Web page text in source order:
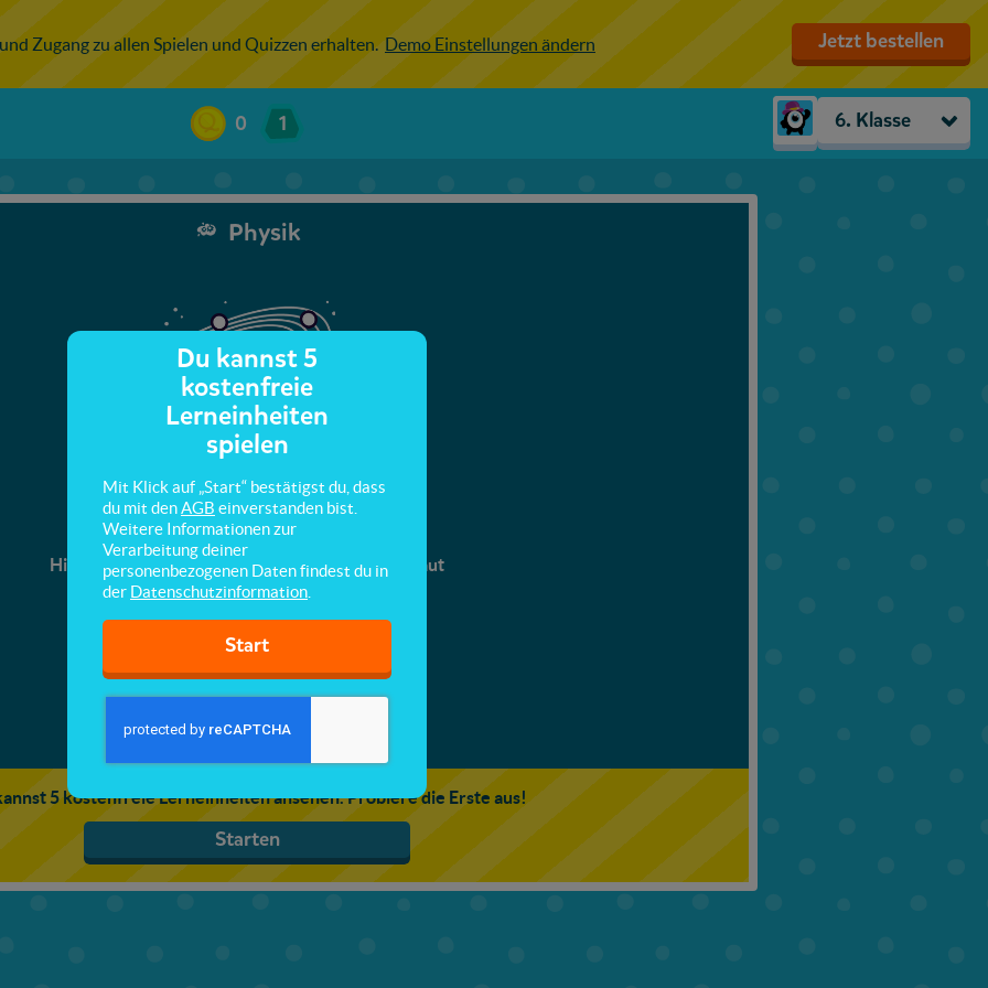
Zugang zu allen Spielen und Quizzen erhalten. Demo Einstellungen ändern Jetzt bestellen
0 1 6. Klasse
Physik
Unser Sonnensystem
Hier lernst du, wie unser Sonnensystem aufgebaut
ist.
5 kostenfreie Lerneinheiten ansehen. Probiere die Erste aus!
Starten
Du kannst 5
kostenfreie
Lerneinheiten
spielen
Mit Klick auf „Start“ bestätigst du, dass
du mit denAGB einverstanden bist.
Weitere Informationen zur
Verarbeitung deiner
personenbezogenen Daten findest du in
der Datenschutzinformation
Start